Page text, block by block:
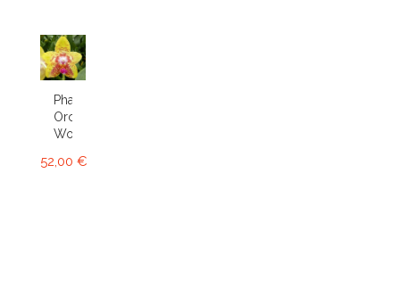
Phalaenopsis
Orchid
World
52,00 €